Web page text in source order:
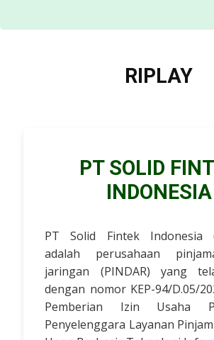
RIPLAY
PT SOLID
INDONESIA
PT Solid Fintek Indonesia
adalah perusahaan
jaringan (PINDAR) yang
dengan nomor KEP-94/D.05/
Pemberian Izin Usaha
Penyelenggara Layanan